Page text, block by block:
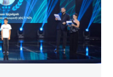
Եգիպտոս,
Իսպանիա,
Լիխտենշտեյն,